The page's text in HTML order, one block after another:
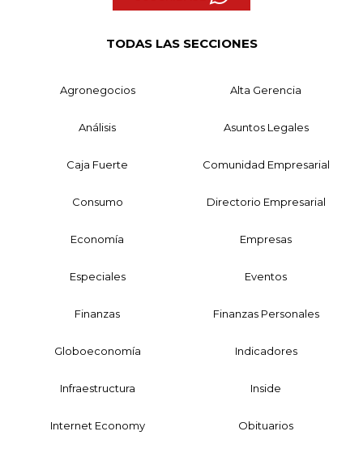
TODAS LAS SECCIONES
Agronegocios Alta Gerencia
Análisis Asuntos Legales
Caja Fuerte Comunidad Empresarial
Consumo Directorio Empresarial
Economía Empresas
Especiales Eventos
Finanzas Finanzas Personales
Globoeconomía Indicadores
Infraestructura Inside
Internet Economy Obituarios